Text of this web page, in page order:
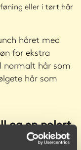
eller i tørt hår
håret med
for ekstra
normalt hår som
hår som
og en polert